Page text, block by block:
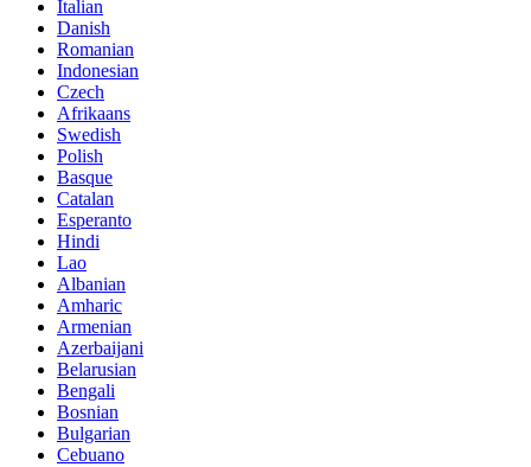
Italian
Danish
Romanian
Indonesian
Czech
Afrikaans
Swedish
Polish
Basque
Catalan
Esperanto
Hindi
Lao
Albanian
Amharic
Armenian
Azerbaijani
Belarusian
Bengali
Bosnian
Bulgarian
Cebuano